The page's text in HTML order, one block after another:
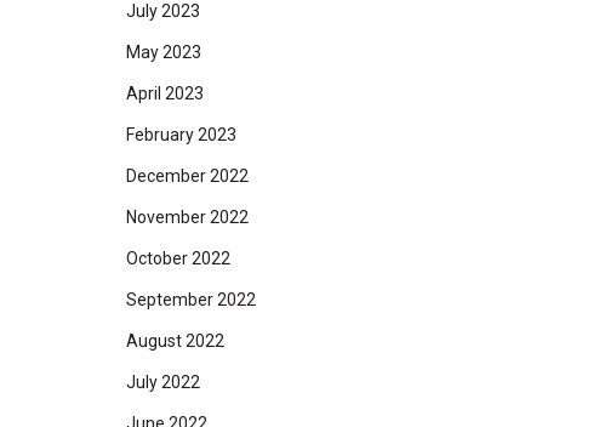
July 2023
May 2023
April 2023
February 2023
December 2022
November 2022
October 2022
September 2022
August 2022
July 2022